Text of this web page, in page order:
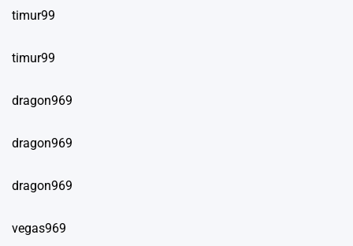
timur99
timur99
dragon969
dragon969
dragon969
vegas969